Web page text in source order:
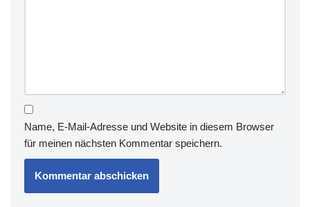
Name, E-Mail-Adresse und Website in diesem Browser
für meinen nächsten Kommentar speichern.